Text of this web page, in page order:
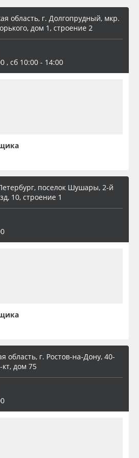
область, г. Долгопрудный, мкр.
дом 1, строение 2
, сб 10:00 - 14:00
поселок Шушары, 2-й
10, строение 1
область, г. Ростов-на-Дону, 40-
дом 75